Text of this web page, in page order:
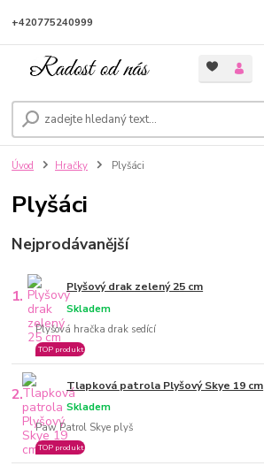
+420775240999
Úvod Hračky Plyšáci
Plyšáci
Nejprodávanější
1. Plyšový drak zelený 25 cm
Plyšová hračka drak sedící
Skladem
TOP produkt
2. Tlapková patrola Plyšový Skye 19 cm
Paw Patrol Skye plyš
Skladem
TOP produkt